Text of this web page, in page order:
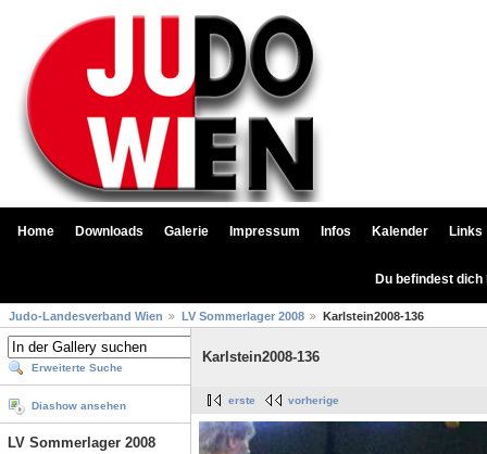
Home Downloads Galerie Impressum Infos Kalender Links
Du befindest
Judo-Landesverband Wien LV Sommerlager 2008 Karlstein2008-136
Erweiterte Suche
Diashow ansehen
LV Sommerlager 2008
Karlstein2008-136
erste vorherige